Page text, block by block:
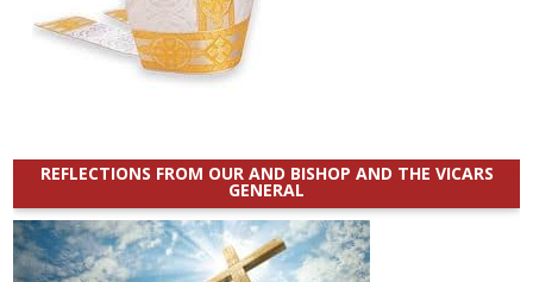
REFLECTIONS FROM OUR AND BISHOP AND THE VICARS
GENERAL